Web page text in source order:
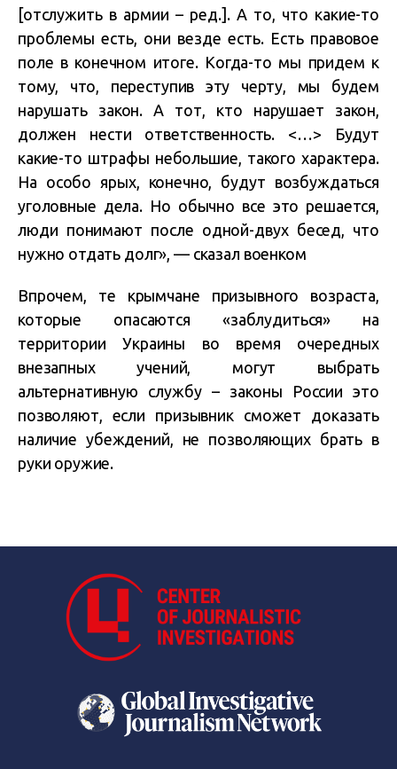
[отслужить в армии – ред.]. А то, что какие-то
проблемы есть, они везде есть. Есть правовое
поле в конечном итоге. Когда-то мы придем к
тому, что, переступив эту черту, мы будем
нарушать закон. А тот, кто нарушает закон,
должен нести ответственность. <…> Будут
какие-то штрафы небольшие, такого характера.
На особо ярых, конечно, будут возбуждаться
уголовные дела. Но обычно все это решается,
люди понимают после одной-двух бесед, что
нужно отдать долг», — сказал военком
Впрочем, те крымчане призывного возраста,
которые опасаются «заблудиться» на
территории Украины во время очередных
внезапных учений, могут выбрать
альтернативную службу – законы России это
позволяют, если призывник сможет доказать
наличие убеждений, не позволяющих брать в
руки оружие.